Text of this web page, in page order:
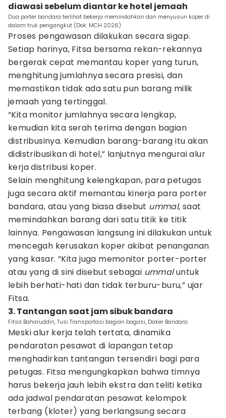
diawasi sebelum diantar ke hotel jemaah
Dua porter bandara terlihat bekerja memindahkan dan menyusun koper di
dalam truk pengangkut (Dok. MCH 2026)
Proses pengawasan dilakukan secara sigap.
Setiap harinya, Fitsa bersama rekan-rekannya
bergerak cepat memantau koper yang turun,
menghitung jumlahnya secara presisi, dan
memastikan tidak ada satu pun barang milik
jemaah yang tertinggal.
“Kita monitor jumlahnya secara lengkap,
kemudian kita serah terima dengan bagian
distribusinya. Kemudian barang-barang itu akan
didistribusikan di hotel,” lanjutnya mengurai alur
kerja distribusi koper.
Selain menghitung kelengkapan, para petugas
juga secara aktif memantau kinerja para porter
bandara, atau yang biasa disebut ummal, saat
memindahkan barang dari satu titik ke titik
lainnya. Pengawasan langsung ini dilakukan untuk
mencegah kerusakan koper akibat penanganan
yang kasar. “Kita juga memonitor porter-porter
atau yang di sini disebut sebagai ummaluntuk
lebih berhati-hati dan tidak terburu-buru,” ujar
Fitsa.
3. Tantangan saat jam sibuk bandara
Fitsa Baharuddin, Tusi Transportasi bagian bagasi, Daker Bandara.
Meski alur kerja telah tertata, dinamika
pendaratan pesawat di lapangan tetap
menghadirkan tantangan tersendiri bagi para
petugas. Fitsa mengungkapkan bahwa timnya
harus bekerja jauh lebih ekstra dan teliti ketika
ada jadwal pendaratan pesawat kelompok
terbang (kloter) yang berlangsung secara